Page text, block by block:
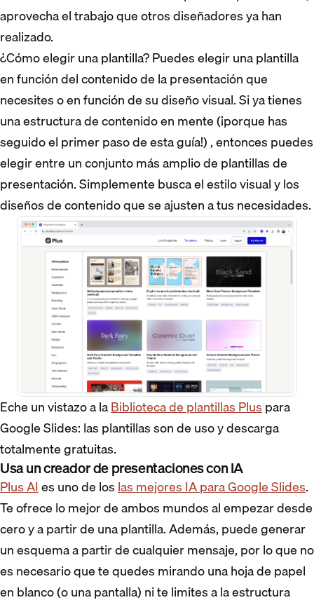
aprovecha el trabajo que otros diseñadores ya han
realizado.
¿Cómo elegir una plantilla? Puedes elegir una plantilla
en función del contenido de la presentación que
necesites o en función de su diseño visual. Si ya tienes
una estructura de contenido en mente (¡porque has
seguido el primer paso de esta guía!) , entonces puedes
elegir entre un conjunto más amplio de plantillas de
presentación. Simplemente busca el estilo visual y los
diseños de contenido que se ajusten a tus necesidades.
Eche un vistazo a laBiblioteca de plantillas Pluspara
Google Slides: las plantillas son de uso y descarga
totalmente gratuitas.
Usa un creador de presentaciones con IA
Plus AIes uno de loslas mejores IA para Google Slides.
Te ofrece lo mejor de ambos mundos al empezar desde
cero y a partir de una plantilla. Además, puede generar
un esquema a partir de cualquier mensaje, por lo que no
es necesario que te quedes mirando una hoja de papel
en blanco (o una pantalla) ni te limites a la estructura